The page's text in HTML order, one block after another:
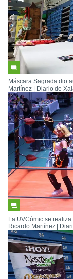
Máscara Sagrada dio
Martínez | Diario de
La UVCómic se
Ricardo Martínez |